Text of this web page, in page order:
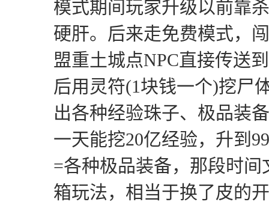
模式期间玩家升级以前靠
硬肝。后来走免费模式，
盟重土城点NPC直接传送
后用灵符(1块钱一个)挖尸
出各种经验珠子、极品装
一天能挖20亿经验，升到
=各种极品装备，那段时
箱玩法，相当于换了皮的